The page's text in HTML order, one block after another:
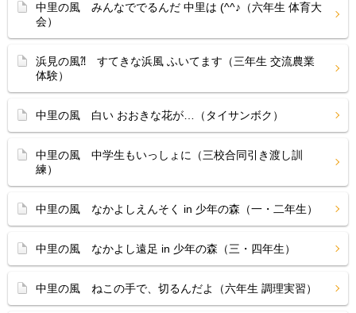
中里の風 みんなででるんだ 中里は (^^♪（六年生 体育大
会）
浜見の風⁈ すてきな浜風 ふいてます（三年生 交流農業
体験）
中里の風 白い おおきな花が…（タイサンボク）
中里の風 中学生もいっしょに（三校合同引き渡し訓
練）
中里の風 なかよしえんそく in 少年の森（一・二年生）
中里の風 なかよし遠足 in 少年の森（三・四年生）
中里の風 ねこの手で、切るんだよ（六年生 調理実習）